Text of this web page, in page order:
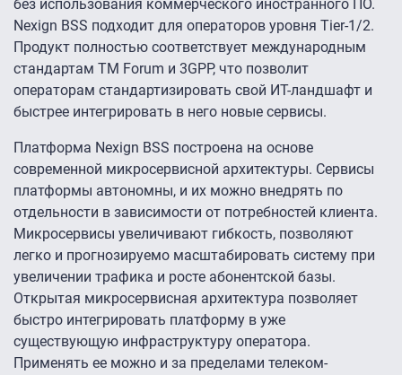
без использования коммерческого иностранного ПО.
Nexign BSS подходит для операторов уровня Tier-1/2.
Продукт полностью соответствует международным
стандартам TM Forum и 3GPP, что позволит
операторам стандартизировать свой ИТ-ландшафт и
быстрее интегрировать в него новые сервисы.
Платформа Nexign BSS построена на основе
современной микросервисной архитектуры. Сервисы
платформы автономны, и их можно внедрять по
отдельности в зависимости от потребностей клиента.
Микросервисы увеличивают гибкость, позволяют
легко и прогнозируемо масштабировать систему при
увеличении трафика и росте абонентской базы.
Открытая микросервисная архитектура позволяет
быстро интегрировать платформу в уже
существующую инфраструктуру оператора.
Применять ее можно и за пределами телеком-